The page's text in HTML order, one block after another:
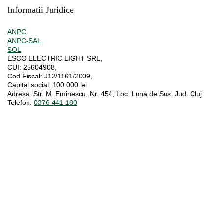
Informatii Juridice
ANPC
ANPC-SAL
SOL
ESCO ELECTRIC LIGHT SRL,
CUI: 25604908,
Cod Fiscal: J12/1161/2009,
Capital social: 100 000 lei
Adresa: Str. M. Eminescu, Nr. 454, Loc. Luna de Sus, Jud. Cluj
Telefon: 0376 441 180